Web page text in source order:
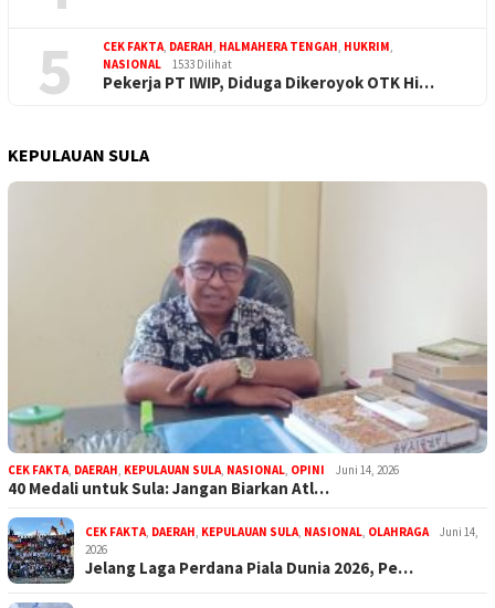
5
CEK FAKTA, DAERAH, HALMAHERA TENGAH, HUKRIM,
NASIONAL
1533 Dilihat
Pekerja PT IWIP, Diduga Dikeroyok OTK Hi…
KEPULAUAN SULA
CEK FAKTA, DAERAH, KEPULAUAN SULA, NASIONAL, OPINI Juni 14, 2026
40 Medali untuk Sula: Jangan Biarkan Atl…
CEK FAKTA, DAERAH, KEPULAUAN SULA, NASIONAL, OLAHRAGA
Juni 14,
2026
Jelang Laga Perdana Piala Dunia 2026, Pe…